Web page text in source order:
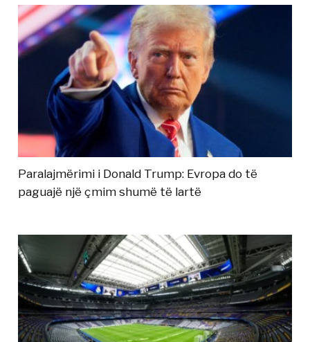
Paralajmërimi i Donald Trump: Evropa do të
paguajë një çmim shumë të lartë